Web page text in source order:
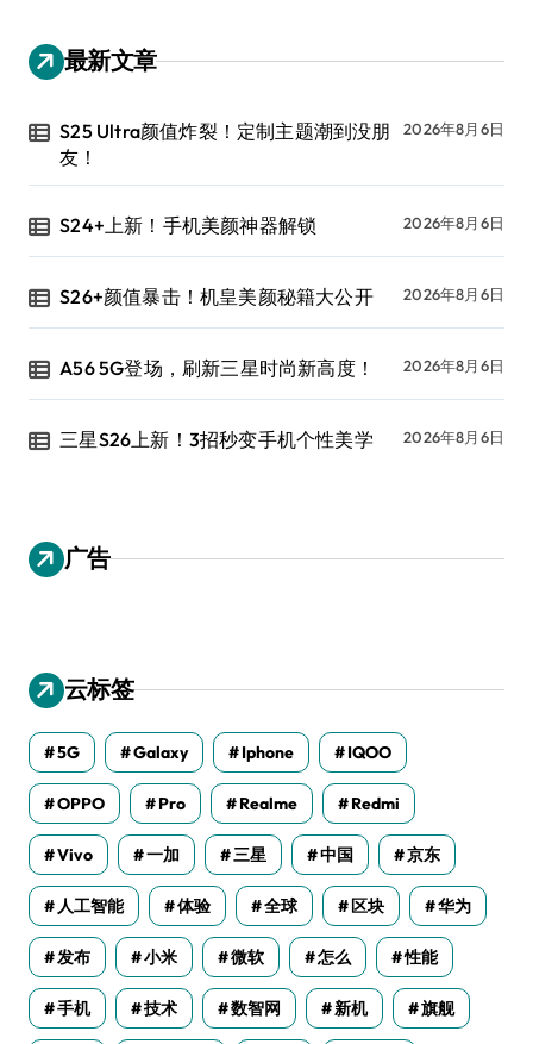
最新文章
S25 Ultra颜值炸裂！定制主题潮到没朋
友！
2026年8月6日
S24+上新！手机美颜神器解锁 2026年8月6日
S26+颜值暴击！机皇美颜秘籍大公开 2026年8月6日
A56 5G登场，刷新三星时尚新高度！ 2026年8月6日
三星S26上新！3招秒变手机个性美学 2026年8月6日
广告
云标签
5G Galaxy Iphone IQOO
OPPO Pro Realme Redmi
Vivo 一加 三星 中国 京东
人工智能 体验 全球 区块 华为
发布 小米 微软 怎么 性能
手机 技术 数智网 新机 旗舰